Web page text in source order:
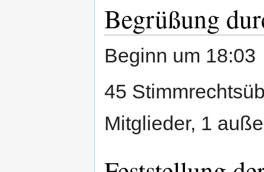
Begrüßung
Beginn um 18:03
45
Mitglieder, 1